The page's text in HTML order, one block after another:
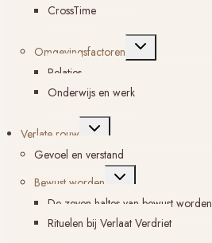
CrossTime
Omgevingsfactoren
Toggle
Relaties
Onderwijs en werk
Verlate rouw
Toggle
submenu
Gevoel en verstand
Bewust worden
Toggle
submenu
De zeven haltes van bewust worden
Rituelen bij Verlaat Verdriet